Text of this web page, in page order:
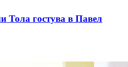
Тола гостува в Павел